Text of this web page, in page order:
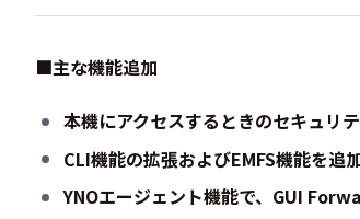
■主な機能追加
本機にアクセスするときのセキュリテ
CLI機能の拡張およびEMFS機能を追
YNOエージェント機能で、GUI